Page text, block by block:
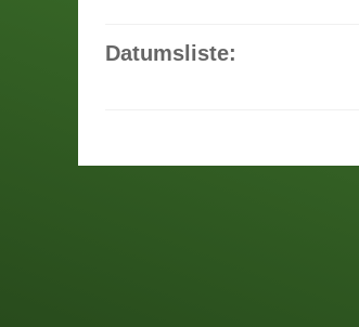
Datumsliste: